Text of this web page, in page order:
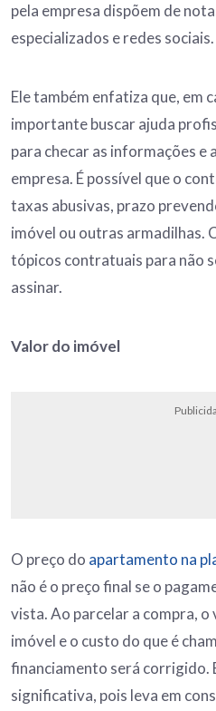
pela empresa dispõem de
especializados e redes sociais.
Ele também enfatiza que, em
importante buscar ajuda
para checar as informações e
empresa. É possível que o
taxas abusivas, prazo
imóvel ou outras armadilhas.
tópicos contratuais para não
assinar.
Valor do imóvel
O preço do apartamento na
não é o preço final se o
vista. Ao parcelar a compra,
imóvel e o custo do que é
financiamento será corrigido.
significativa, pois leva em